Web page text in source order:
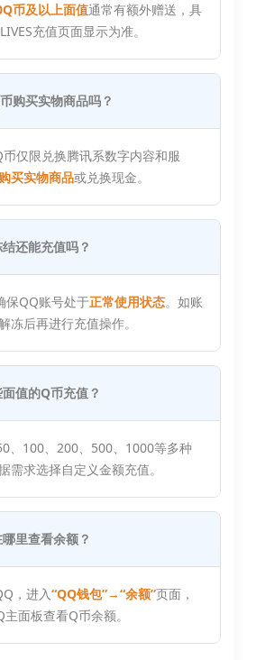
币及以上面值通常有额外赠送，具
充值页面显示为准。
购买实物商品吗？
仅限兑换腾讯系数字内容和服
买实物商品或兑换现金。
还能充值吗？
保QQ账号处于正常使用状态。如账
冻后再进行充值操作。
值的Q币充值？
、100、200、500、1000等多种
需求选择自定义金额充值。
里查看余额？
，进入“QQ钱包”→“余额”页面，
面板查看Q币余额。